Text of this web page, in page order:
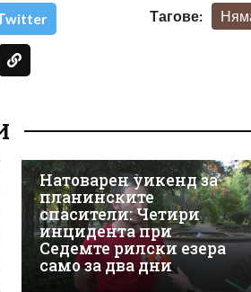
Тагове:
Натоварен уикенд за
планинските
спасители: Четири
инцидента при
Седемте рилски езера
само за два дни